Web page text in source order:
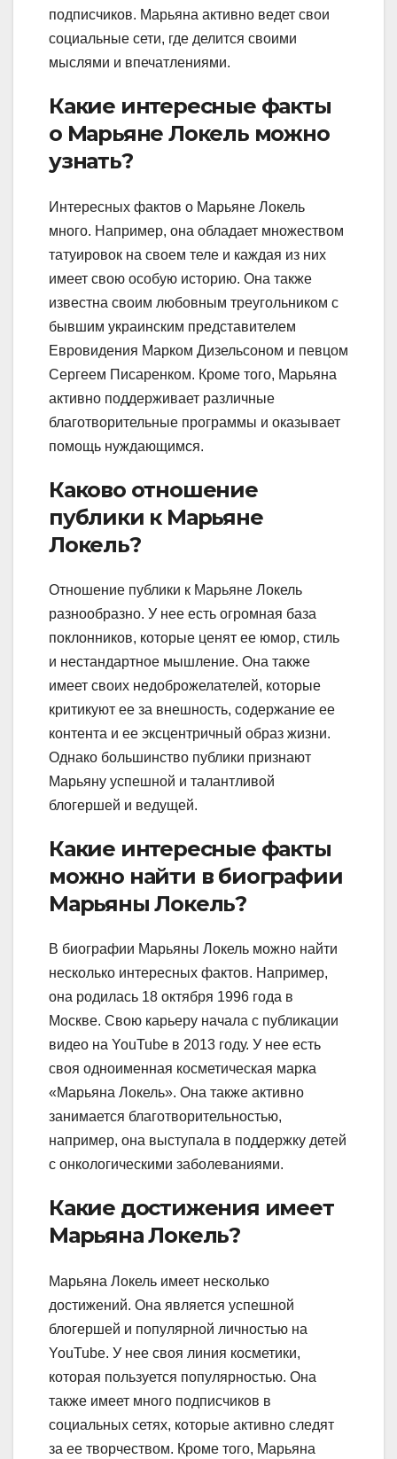
подписчиков. Марьяна активно ведет свои
социальные сети, где делится своими
мыслями и впечатлениями.
Какие интересные факты
о Марьяне Локель можно
узнать?
Интересных фактов о Марьяне Локель
много. Например, она обладает множеством
татуировок на своем теле и каждая из них
имеет свою особую историю. Она также
известна своим любовным треугольником с
бывшим украинским представителем
Евровидения Марком Дизельсоном и певцом
Сергеем Писаренком. Кроме того, Марьяна
активно поддерживает различные
благотворительные программы и оказывает
помощь нуждающимся.
Каково отношение
публики к Марьяне
Локель?
Отношение публики к Марьяне Локель
разнообразно. У нее есть огромная база
поклонников, которые ценят ее юмор, стиль
и нестандартное мышление. Она также
имеет своих недоброжелателей, которые
критикуют ее за внешность, содержание ее
контента и ее эксцентричный образ жизни.
Однако большинство публики признают
Марьяну успешной и талантливой
блогершей и ведущей.
Какие интересные факты
можно найти в биографии
Марьяны Локель?
В биографии Марьяны Локель можно найти
несколько интересных фактов. Например,
она родилась 18 октября 1996 года в
Москве. Свою карьеру начала с публикации
видео на YouTube в 2013 году. У нее есть
своя одноименная косметическая марка
«Марьяна Локель». Она также активно
занимается благотворительностью,
например, она выступала в поддержку детей
с онкологическими заболеваниями.
Какие достижения имеет
Марьяна Локель?
Марьяна Локель имеет несколько
достижений. Она является успешной
блогершей и популярной личностью на
YouTube. У нее своя линия косметики,
которая пользуется популярностью. Она
также имеет много подписчиков в
социальных сетях, которые активно следят
за ее творчеством. Кроме того, Марьяна